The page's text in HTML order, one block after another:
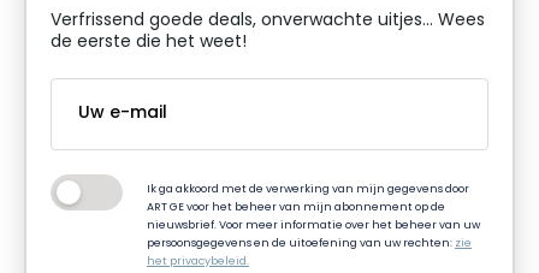
Verfrissend goede deals, onverwachte uitjes... Wees
de eerste die het weet!
Ik ga akkoord met de verwerking van mijn gegevens door
ART GE voor het beheer van mijn abonnement op de
nieuwsbrief. Voor meer informatie over het beheer van uw
persoonsgegevens en de uitoefening van uw rechten:zie
het privacybeleid.